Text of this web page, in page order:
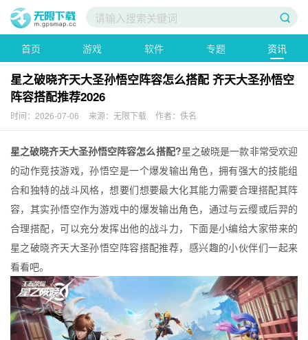
首页 游戏 软件 专题 资讯
星之破晓齐天大圣孙悟空阵容怎么搭配 齐天大圣孙悟空
阵容搭配推荐2026
时间：2026-07-06 来源：无限下载 作者：佚名
星之破晓齐天大圣孙悟空阵容怎么搭配?星之破晓是一款非常受欢迎
的动作竞技游戏，孙悟空是一个爆发输出角色，拥有强大的技能组
合和独特的战斗风格，想要们想要最大化其能力需要合理搭配其阵
容，其实孙悟空作为游戏中的爆发输出角色，通过与云缨或后羿的
合理搭配，可以充分发挥出他的战斗力，下面是小编给大家带来的
星之破晓齐天大圣孙悟空阵容搭配推荐，感兴趣的小伙伴们一起来
看看吧。